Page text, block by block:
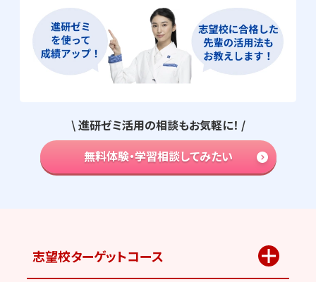
\ 進研ゼミ活用の相談もお気軽に！ /
無料体験・学習相談してみたい
志望校ターゲットコース